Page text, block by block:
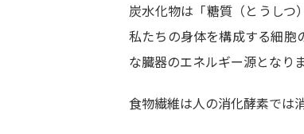
炭水化物は「糖質（とうし
私たちの身体を構成する細胞
な臓器のエネルギー源となりま
食物繊維は人の消化酵素では